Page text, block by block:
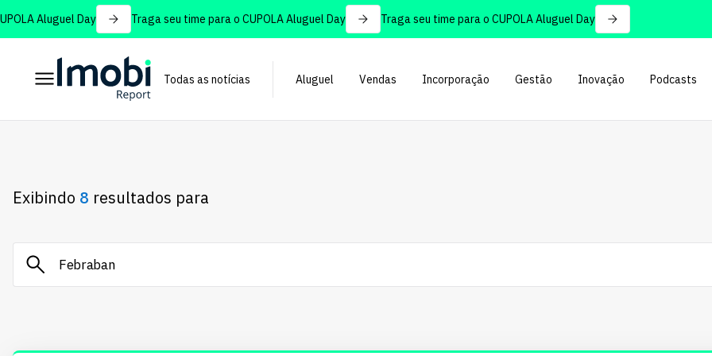
Aluguel Day Traga seu time para o CUPOLA Aluguel Day Traga seu time para o CUPOLA Aluguel Day
Todas as notícias Aluguel Vendas Incorporação Gestão Inovação Podcasts
Exibindo 8 resultados para